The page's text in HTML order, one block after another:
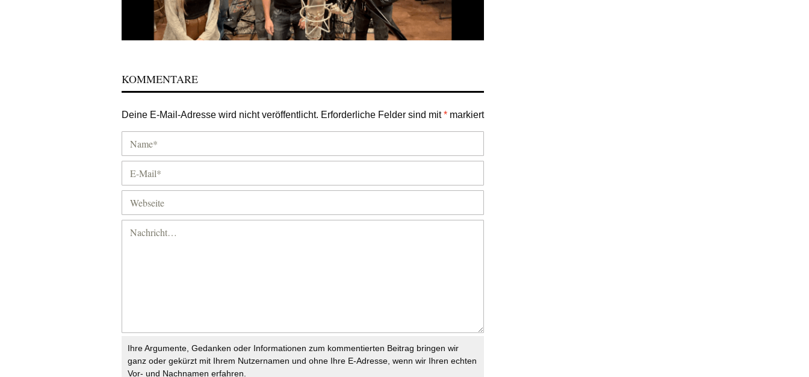
KOMMENTARE
Deine E-Mail-Adresse wird nicht veröffentlicht. Erforderliche Felder sind mit* markiert
Ihre Argumente, Gedanken oder Informationen zum kommentierten Beitrag bringen wir
ganz oder gekürzt mit Ihrem Nutzernamen und ohne Ihre E-Adresse, wenn wir Ihren echten
Vor- und Nachnamen erfahren.